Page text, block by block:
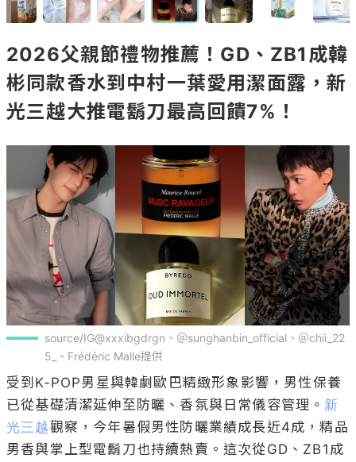
2026父親節禮物推薦！GD、ZB1成韓
彬同款香水到中村一葉愛用潔面露，新
光三越大推電鬍刀最高回饋7%！
source/IG@xxxibgdrgn、＠sunghanbin_official、＠chii_22
5_、Frédéric Malle提供
受到K-POP男星與韓劇歐巴精緻形象影響，男性保養
已從基礎清潔延伸至防曬、香氛與日常儀容管理。 新
光三越觀察，今年暑假男性防曬業績成長近4成，精品
男香與掌上型電鬍刀也持續熱賣。這次從GD、ZB1成